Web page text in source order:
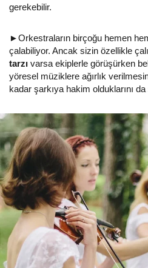
gerekebilir.
►Orkestraların birçoğu hemen
çalabiliyor. Ancak sizin özellikle
tarzı varsa ekiplerle görüşürken
yöresel müziklere ağırlık
kadar şarkıya hakim olduklarını